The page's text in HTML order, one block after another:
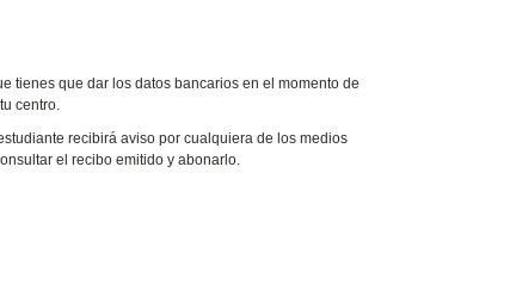
tienes que dar los datos bancarios en el momento de
centro.
recibirá aviso por cualquiera de los medios
el recibo emitido y abonarlo.